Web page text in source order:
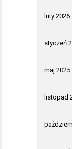
luty 2026
styczeń
maj 2025
listopad